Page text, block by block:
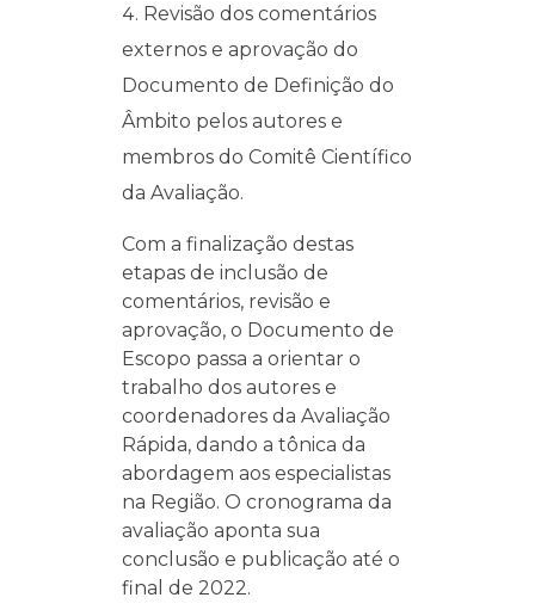
Revisão dos comentários
externos e aprovação do
Documento de Definição do
Âmbito pelos autores e
membros do Comitê Científico
da Avaliação.
Com a finalização destas
etapas de inclusão de
comentários, revisão e
aprovação, o Documento de
Escopo passa a orientar o
trabalho dos autores e
coordenadores da Avaliação
Rápida, dando a tônica da
abordagem aos especialistas
na Região. O cronograma da
avaliação aponta sua
conclusão e publicação até o
final de 2022.